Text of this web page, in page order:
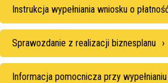
Instrukcja wypełniania wniosku o
Sprawozdanie z realizacji biznesplanu
Informacja pomocnicza przy